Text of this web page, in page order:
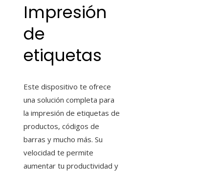
Impresión
de
etiquetas
Este dispositivo te ofrece
una solución completa para
la impresión de etiquetas de
productos, códigos de
barras y mucho más. Su
velocidad te permite
aumentar tu productividad y